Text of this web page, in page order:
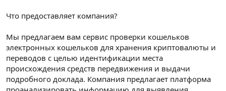
Что предоставляет компания?
Мы предлагаем вам сервис проверки кошельков
электронных кошельков для хранения криптовалюты и
переводов с целью идентификации места
происхождения средств передвижения и выдачи
подробного доклада. Компания предлагает платформа